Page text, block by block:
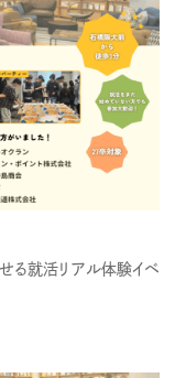
る就活リアル体験イベ